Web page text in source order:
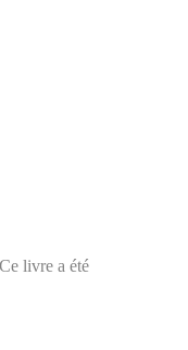
livre a été